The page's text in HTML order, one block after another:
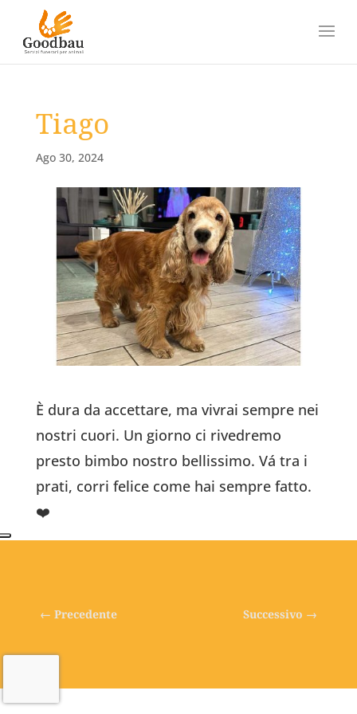
Tiago
Ago 30, 2024
È dura da accettare, ma vivrai sempre nei
nostri cuori. Un giorno ci rivedremo
presto bimbo nostro bellissimo. Vá tra i
prati, corri felice come hai sempre fatto.
❤️
← Precedente Successivo →